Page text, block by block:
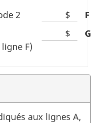
2 $
F
ligne F)
$ G
aux lignes A,